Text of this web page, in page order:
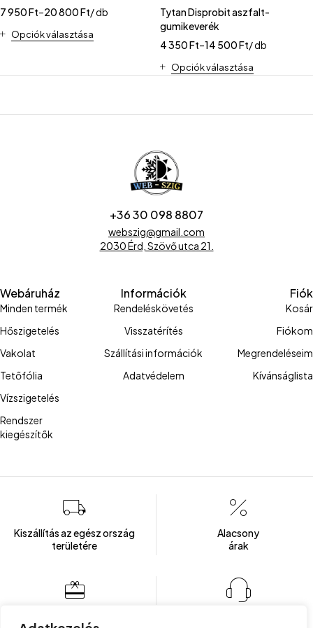
7 950Ft–20 800Ft/ db
Opciók választása
Tytan Disprobit aszfalt-
gumikeverék
4 350Ft–14 500Ft/ db
Opciók választása
+36 30 098 8807
webszig@gmail.com
2030 Érd, Szövő utca 21.
Webáruház
Minden termék
Hőszigetelés
Vakolat
Tetőfólia
Vízszigetelés
Rendszer
kiegészítők
Információk
Rendeléskövetés
Visszatérítés
Szállítási információk
Adatvédelem
Fiók
Kosár
Fiókom
Megrendeléseim
Kívánságlista
Kiszállítás az egész ország
területére
Alacsony
árak